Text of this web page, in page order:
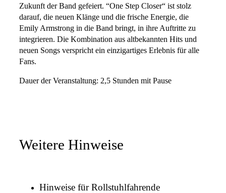
Zukunft der Band gefeiert. “One Step Closer“ ist stolz
darauf, die neuen Klänge und die frische Energie, die
Emily Armstrong in die Band bringt, in ihre Auftritte zu
integrieren. Die Kombination aus altbekannten Hits und
neuen Songs verspricht ein einzigartiges Erlebnis für alle
Fans.
Dauer der Veranstaltung: 2,5 Stunden mit Pause
Weitere Hinweise
Hinweise für Rollstuhlfahrende